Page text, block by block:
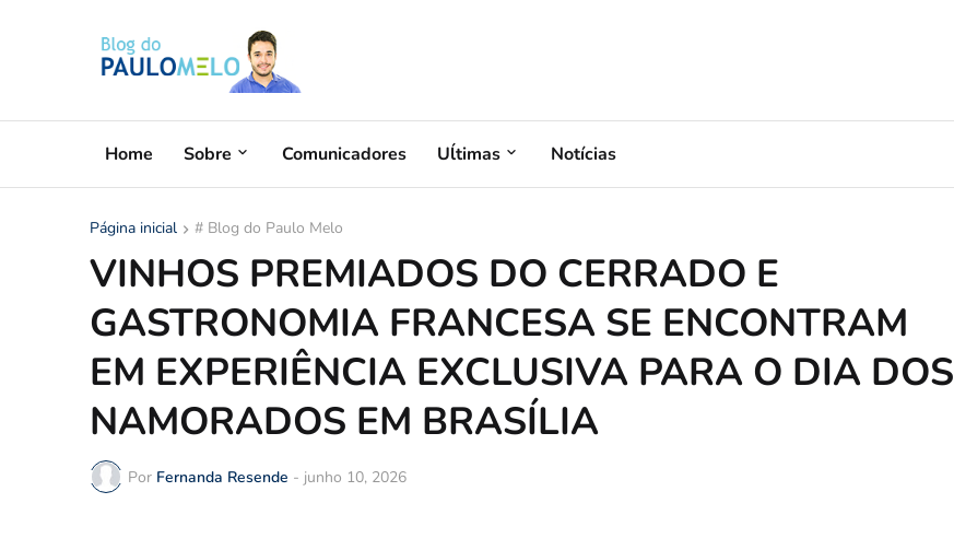
Home Sobre Comunicadores Uĺtimas Notícias
Página inicial # Blog do Paulo Melo
VINHOS PREMIADOS DO CERRADO E
GASTRONOMIA FRANCESA SE ENCONTRAM
EM EXPERIÊNCIA EXCLUSIVA PARA O DIA DOS
NAMORADOS EM BRASÍLIA
Por Fernanda Resende - junho 10, 2026